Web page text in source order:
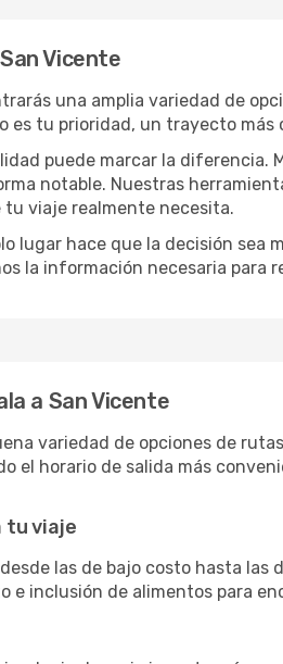
Vicente
una amplia variedad de
es tu prioridad, un trayecto
puede marcar la
notable. Nuestras
tu viaje realmente necesita.
lugar hace que la decisión sea
la información necesaria para
a San Vicente
variedad de opciones de
el horario de salida más
tu viaje
las de bajo costo hasta
e inclusión de alimentos para